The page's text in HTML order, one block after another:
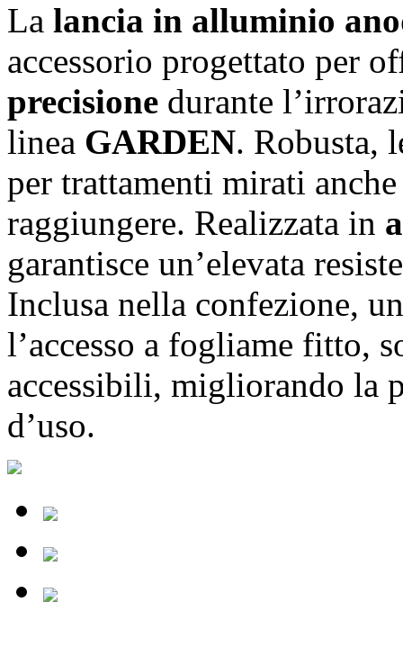
La lancia in alluminio
accessorio progettato per
precisione durante
linea GARDEN. Robusta,
per trattamenti mirati
raggiungere. Realizzata in
garantisce un’elevata
Inclusa nella confezione,
l’accesso a fogliame fitto,
accessibili, migliorando la
d’uso.